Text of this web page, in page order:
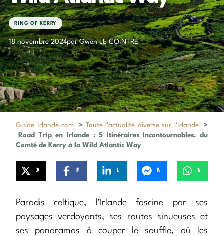
RING OF KERRY
18 novembre 2024par Gwen LE COINTRE
Guide Irlande.com > Toute l'actualité diverse sur l'Irlande
>
Road Trip en Irlande : 5 Itinéraires Incontournables, du
Comté de Kerry à la Wild Atlantic Way
Paradis celtique, l’Irlande fascine par ses
paysages verdoyants, ses routes sinueuses et
ses panoramas à couper le souffle, où les